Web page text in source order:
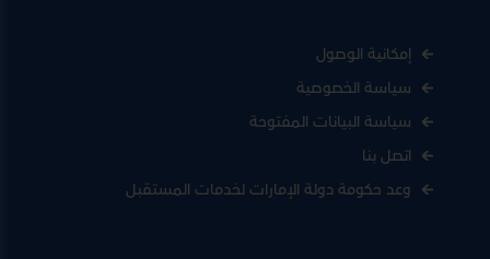
إمكانية الوصول
سياسة الخصوصية
سياسة البيانات المفتوحة
اتصل بنا
وعد حكومة دولة الإمارات لخدمات المستقبل